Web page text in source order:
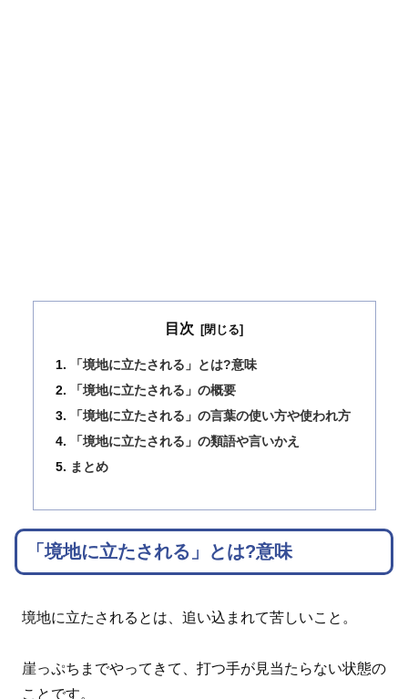
目次
「境地に立たされる」とは?意味
「境地に立たされる」の概要
「境地に立たされる」の言葉の使い方や使われ方
「境地に立たされる」の類語や言いかえ
まとめ
「境地に立たされる」とは?意味
境地に立たされるとは、追い込まれて苦しいこと。
崖っぷちまでやってきて、打つ手が見当たらない状態の
ことです。